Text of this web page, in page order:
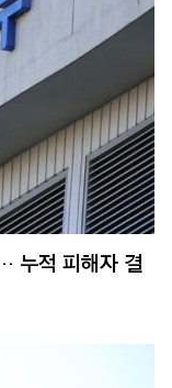
누적 피해자 결